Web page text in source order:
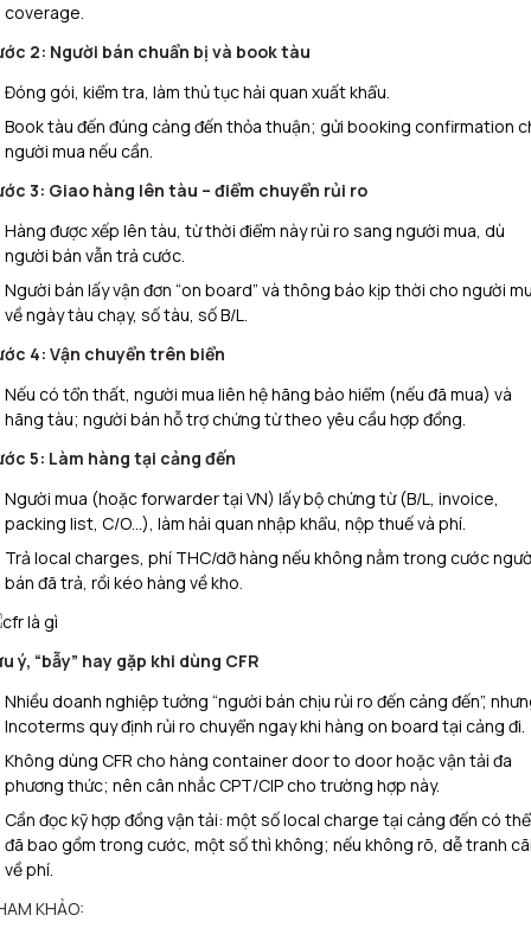
coverage.
2: Người bán chuẩn bị và book tàu
Đóng gói, kiểm tra, làm thủ tục hải quan xuất khẩu.
Book tàu đến đúng cảng đến thỏa thuận; gửi booking confirmation
người mua nếu cần.
3: Giao hàng lên tàu – điểm chuyển rủi ro
Hàng được xếp lên tàu, từ thời điểm này rủi ro sang người mua, dù
người bán vẫn trả cước.
Người bán lấy vận đơn “on board” và thông báo kịp thời cho người
về ngày tàu chạy, số tàu, số B/L.
4: Vận chuyển trên biển
Nếu có tổn thất, người mua liên hệ hãng bảo hiểm (nếu đã mua) và
hãng tàu; người bán hỗ trợ chứng từ theo yêu cầu hợp đồng.
5: Làm hàng tại cảng đến
Người mua (hoặc forwarder tại VN) lấy bộ chứng từ (B/L, invoice,
packing list, C/O…), làm hải quan nhập khẩu, nộp thuế và phí.
Trả local charges, phí THC/dỡ hàng nếu không nằm trong cước
bán đã trả, rồi kéo hàng về kho.
ý, “bẫy” hay gặp khi dùng CFR
Nhiều doanh nghiệp tưởng “người bán chịu rủi ro đến cảng đến”,
Incoterms quy định rủi ro chuyển ngay khi hàng on board tại cảng đi.
Không dùng CFR cho hàng container door to door hoặc vận tải đa
phương thức; nên cân nhắc CPT/CIP cho trường hợp này.
Cần đọc kỹ hợp đồng vận tải: một số local charge tại cảng đến có thể
đã bao gồm trong cước, một số thì không; nếu không rõ, dễ tranh
về phí.
KHẢO: